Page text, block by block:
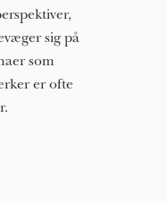
sig på
som
er ofte